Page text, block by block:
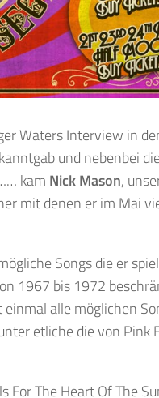
Waters Interview in
und nebenbei
kam Nick Mason,
mit denen er im Mai
Songs die er
1967 bis 1972
alle möglichen
etliche die von Pink
The Heart Of The